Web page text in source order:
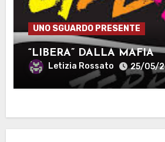
UNO SGUARDO PRESENTE
“LIBERA” DALLA MAFIA
Letizia Rossato 25/05/